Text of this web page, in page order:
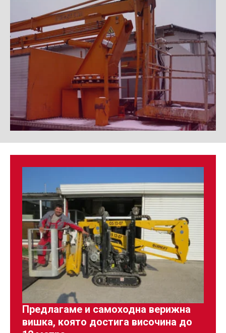
Предлагаме и самоходна верижна
вишка, която достига височина до